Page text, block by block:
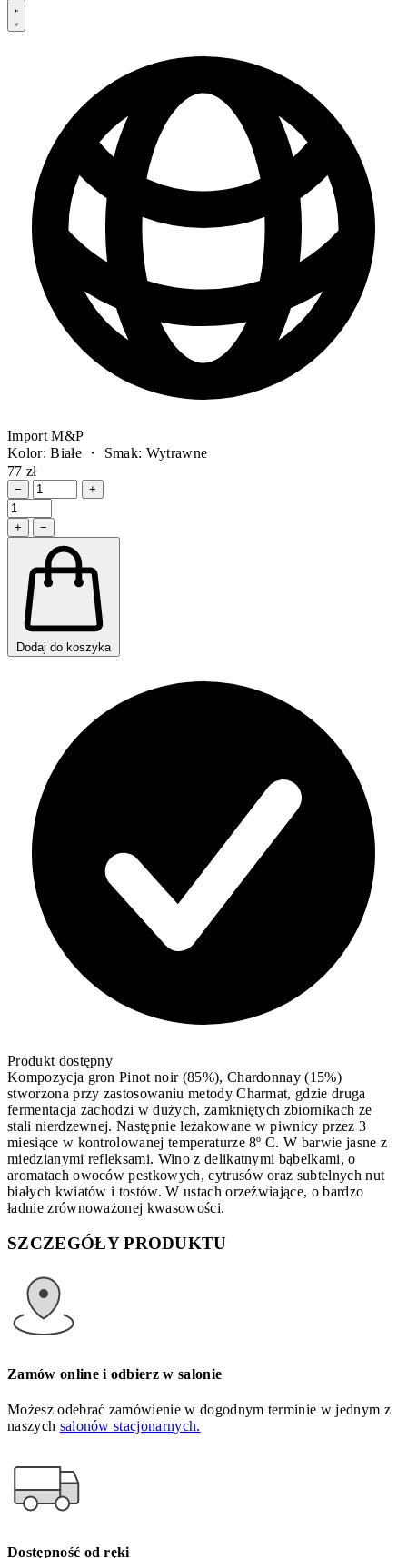
Import M&P
Kolor: Białe ・ Smak: Wytrawne
77 zł
− +
+ −
Dodaj do koszyka
Produkt dostępny
Kompozycja gron Pinot noir (85%), Chardonnay (15%)
stworzona przy zastosowaniu metody Charmat, gdzie druga
fermentacja zachodzi w dużych, zamkniętych zbiornikach ze
stali nierdzewnej. Następnie leżakowane w piwnicy przez 3
miesiące w kontrolowanej temperaturze 8º C. W barwie jasne z
miedzianymi refleksami. Wino z delikatnymi bąbelkami, o
aromatach owoców pestkowych, cytrusów oraz subtelnych nut
białych kwiatów i tostów. W ustach orzeźwiające, o bardzo
ładnie zrównoważonej kwasowości.
SZCZEGÓŁY PRODUKTU
Zamów online i odbierz w salonie
Możesz odebrać zamówienie w dogodnym terminie w jednym z
naszych salonów stacjonarnych.
Dostępność od ręki